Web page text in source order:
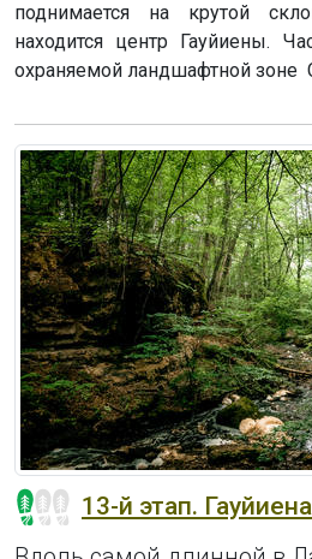
поднимается на крутой
находится центр Гауйиены.
охраняемой ландшафтной зоне
13-й этап.